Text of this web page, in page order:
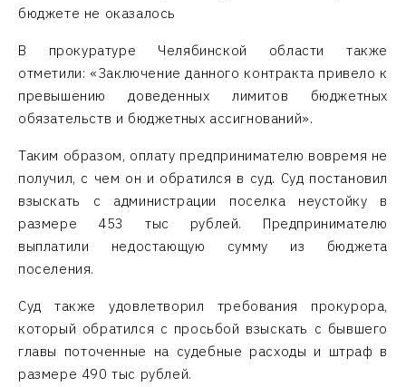
бюджете не оказалось
В прокуратуре Челябинской области также
отметили: «Заключение данного контракта привело к
превышению доведенных лимитов бюджетных
обязательств и бюджетных ассигнований».
Таким образом, оплату предпринимателю вовремя не
получил, с чем он и обратился в суд. Суд постановил
взыскать с администрации поселка неустойку в
размере 453 тыс рублей. Предпринимателю
выплатили недостающую сумму из бюджета
поселения.
Суд также удовлетворил требования прокурора,
который обратился с просьбой взыскать с бывшего
главы поточенные на судебные расходы и штраф в
размере 490 тыс рублей.